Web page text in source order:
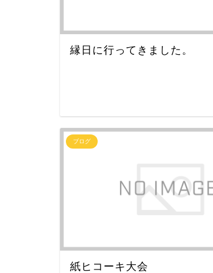
縁日に行ってきました。
ブログ
紙ヒコーキ大会